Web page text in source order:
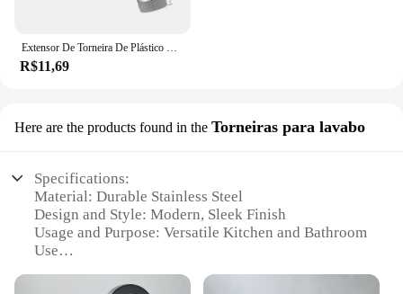
Extensor De Torneira De Plástico Universal, Filtro De Respingo, Torneira De Cozinha, Torneiras De Lavatório, Bocal Bubbler, Aerador De Braço Robótico, Novo
R$11,69
Here are the products found in the Torneiras para lavabo
Specifications:
Material: Durable Stainless Steel
Design and Style: Modern, Sleek Finish
Usage and Purpose: Versatile Kitchen and Bathroom
Use